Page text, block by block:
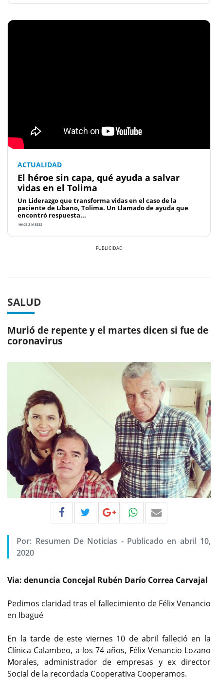
ACTUALIDAD
El héroe sin capa, qué ayuda a salvar
vidas en el Tolima
Un Liderazgo que transforma vidas en el caso de la
paciente de Líbano, Tolima. Un Llamado de ayuda que
encontró respuesta...
HACE 2 MESES
SALUD
Murió de repente y el martes dicen si fue de
coronavirus
Por: Resumen De Noticias - Publicado en abril 10,
2020
Via: denuncia Concejal Rubén Darío Correa Carvajal
Pedimos claridad tras el fallecimiento de Félix Venancio
en Ibagué
En la tarde de este viernes 10 de abril falleció en la
Clínica Calambeo, a los 74 años, Félix Venancio Lozano
Morales, administrador de empresas y ex director
Social de la recordada Cooperativa Cooperamos.